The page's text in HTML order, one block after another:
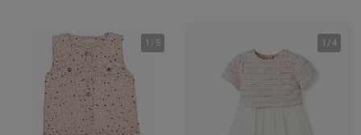
1 / 5 1 /4